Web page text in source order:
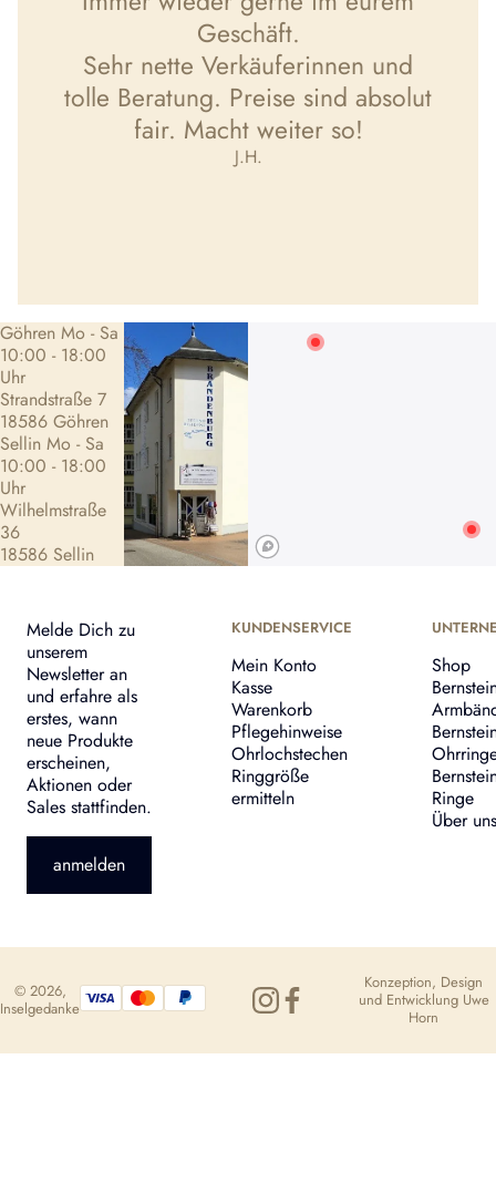
Geschäft.
Sehr nette Verkäuferinnen und
tolle Beratung. Preise sind absolut
fair. Macht weiter so!
J.H.
Göhren Mo - Sa
10:00 - 18:00
Uhr
Strandstraße 7
18586 Göhren
Sellin Mo - Sa
10:00 - 18:00
Uhr
Wilhelmstraße
36
18586 Sellin
Melde Dich zu
unserem
Newsletter an
und erfahre als
erstes, wann
neue Produkte
erscheinen,
Aktionen oder
Sales stattfinden.
anmelden
KUNDENSERVICE
Mein Konto
Kasse
Warenkorb
Pflegehinweise
Ohrlochstechen
Ringgröße
ermitteln
Shop
Ringe
Über uns
© 2026,
Inselgedanke
Konzeption, Design
und Entwicklung Uwe
Horn